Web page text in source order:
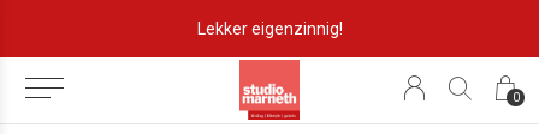
0
Lekker eigenzinnig!